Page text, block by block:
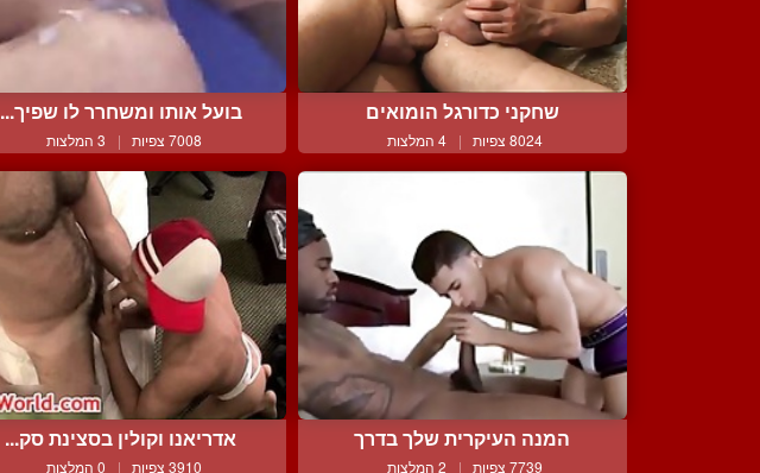
שחקני כדורגל הומואים
8024 צפיות | 4 המלצות
בועל אותו ומשחרר לו שפיך...
7008 צפיות | 3 המלצות
המנה העיקרית שלך בדרך
7739 צפיות | 2 המלצות
אדריאנו וקולין בסצינת סק...
3910 צפיות | 0 המלצות